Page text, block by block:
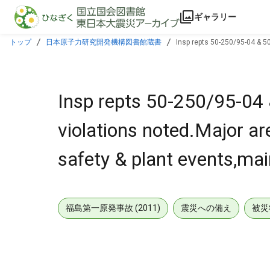
本文に飛ぶ
ギャラリー
トップ 日本原子力研究開発機構図書館蔵書
Insp repts 50-250/95-04 &
Insp repts 50-250/95-
violations noted.Major
safety & plant
福島第一原発事故 (2011) 震災への備え 被災